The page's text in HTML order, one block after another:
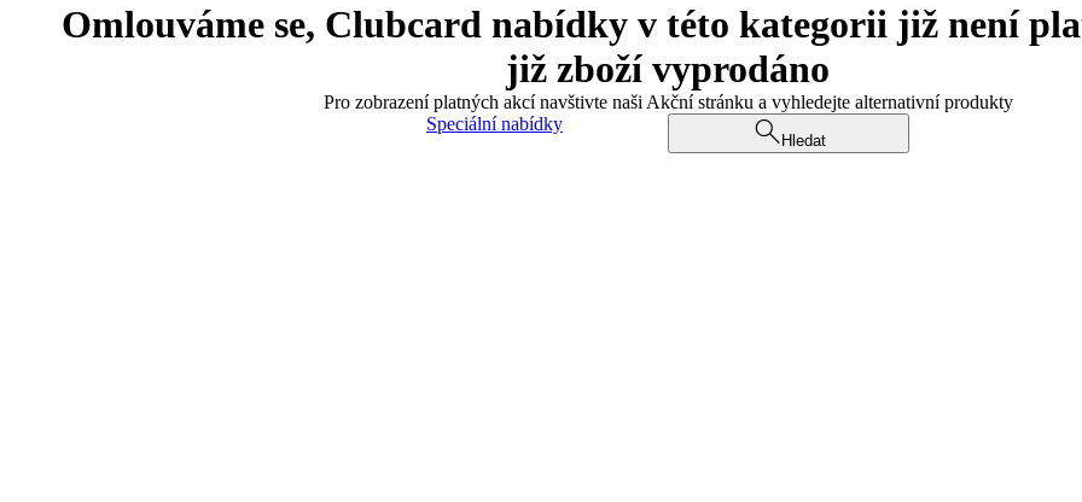
Omlouváme se, Clubcard nabídky v této kategorii již není
již zboží vyprodáno
Pro zobrazení platných akcí navštivte naši Akční stránku a vyhledejte alternativní produkty
Speciální nabídky
Hledat